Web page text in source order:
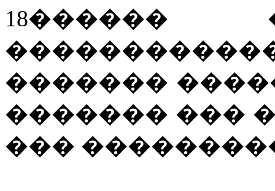
18������
�������
������� ���
���